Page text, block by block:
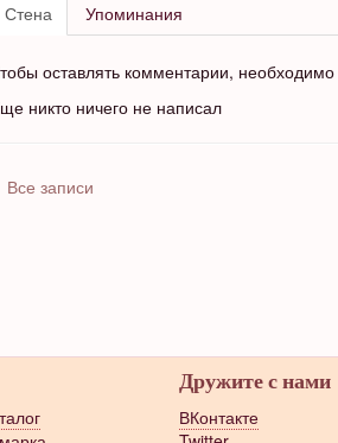
Стена Упоминания
оставлять комментарии, необходимо
никто ничего не написал
Все записи
Дружите с нами
ВКонтакте